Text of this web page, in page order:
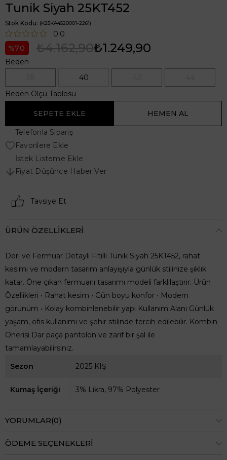
Tunik Siyah 25KT452
Stok Kodu (K25KA4520001-2261)
0.0
70
₺4.162,90₺1.249,90
Beden
40
Beden Ölçü Tablosu
Telefonla Sipariş
Favorilere Ekle
İstek Listeme Ekle
Fiyat Düşünce Haber Ver
Tavsiye Et
ÜRÜN ÖZELLIKLERI
Deri ve Fermuar Detaylı Fitilli Tunik Siyah 25KT452, rahat
kesimi ve modern tasarım anlayışıyla günlük stilinize şıklık
katar. Öne çıkan fermuarlı tasarımı modeli farklılaştırır. Ürün
Özellikleri • Rahat kesim • Gün boyu konfor • Modern
görünüm • Kolay kombinlenebilir yapı Kullanım Alanı Günlük
yaşam, ofis kullanımı ve şehir stilinde tercih edilebilir. Kombin
Önerisi Dar paça pantolon ve zarif bir şal ile
tamamlayabilirsiniz.
Sezon
2025 KIŞ
Kumaş İçeriği 3% Likra, 97% Polyester
YORUMLAR(0)
ÖDEME SEÇENEKLERI